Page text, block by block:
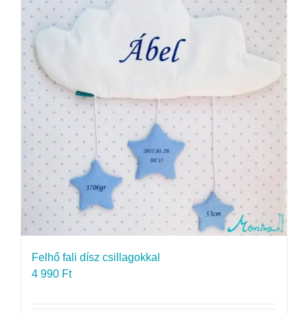
Felhő fali dísz csillagokkal
4 990 Ft